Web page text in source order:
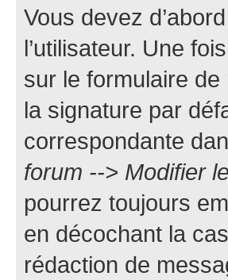
Vous devez
l’utilisateur. Une
sur le formulaire
la signature par
correspondante
forum --> Modifier
pourrez toujours
en décochant la
rédaction de